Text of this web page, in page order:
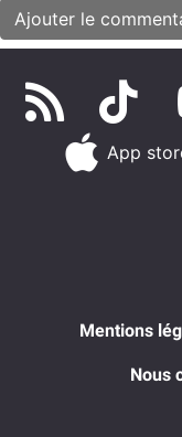
App
Mentions
Nous